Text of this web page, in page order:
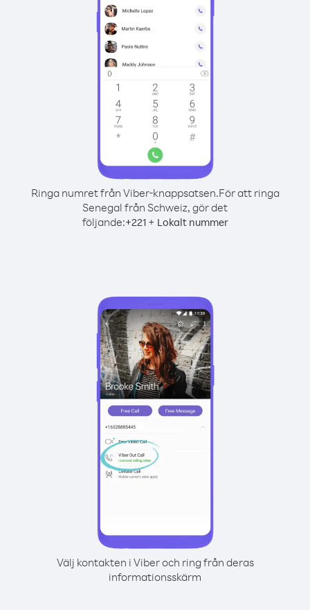
Ringa numret från Viber-knappsatsen.För att ringa
Senegal från Schweiz, gör det
följande:+221+ Lokalt nummer
Välj kontakten i Viber och ring från deras
informationsskärm